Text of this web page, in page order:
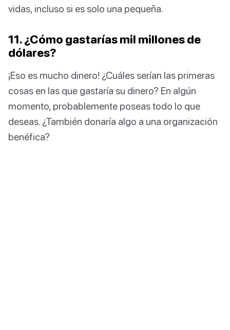
vidas, incluso si es solo una pequeña.
11. ¿Cómo gastarías mil millones de
dólares?
¡Eso es mucho dinero! ¿Cuáles serían las primeras
cosas en las que gastaría su dinero? En algún
momento, probablemente poseas todo lo que
deseas. ¿También donaría algo a una organización
benéfica?